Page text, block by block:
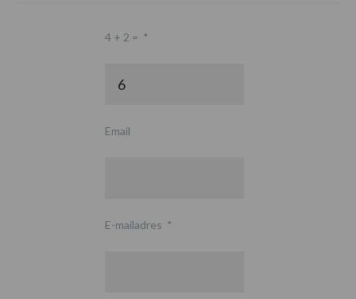
4 + 2 = *
Email
E-mailadres *